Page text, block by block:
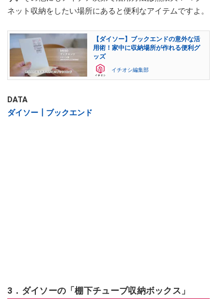
ネット収納をしたい場所にあると便利なアイテムですよ。
【ダイソー】ブックエンドの意外な活
用術！家中に収納場所が作れる便利グ
ッズ
イチオシ編集部
DATA
ダイソー┃ブックエンド
3．ダイソーの「棚下チューブ収納ボックス」